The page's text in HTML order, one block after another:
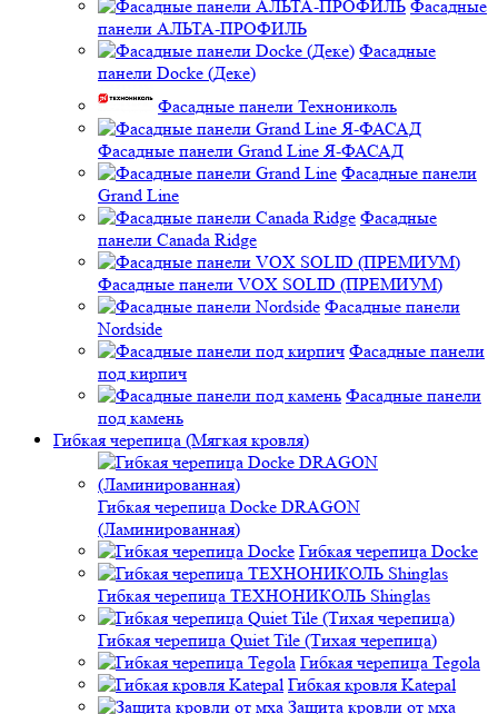
Фасадные
панели АЛЬТА-ПРОФИЛЬ
Фасадные
панели Docke (Деке)
Фасадные панели Технониколь
Фасадные панели Grand Line Я-ФАСАД
Фасадные панели
Grand Line
Фасадные
панели Canada Ridge
Фасадные панели VOX SOLID (ПРЕМИУМ)
Фасадные панели
Nordside
Фасадные панели
под кирпич
Фасадные панели
под камень
Гибкая черепица (Мягкая кровля)
Гибкая черепица Docke DRAGON
(Ламинированная)
Гибкая черепица Docke
Гибкая черепица ТЕХНОНИКОЛЬ Shinglas
Гибкая черепица Quiet Tile (Тихая черепица)
Гибкая черепица Tegola
Гибкая кровля Katepal
Защита кровли от мха